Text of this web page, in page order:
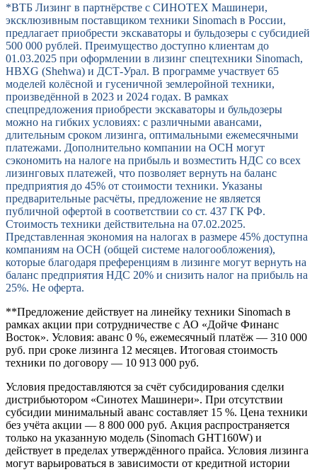
*ВТБ Лизинг в партнёрстве с СИНОТЕХ Машинери,
эксклюзивным поставщиком техники Sinomach в России,
предлагает приобрести экскаваторы и бульдозеры с субсидией
500 000 рублей. Преимущество доступно клиентам до
01.03.2025 при оформлении в лизинг спецтехники Sinomach,
HBXG (Shehwa) и ДСТ-Урал. В программе участвует 65
моделей колёсной и гусеничной землеройной техники,
произведённой в 2023 и 2024 годах. В рамках
спецпредложения приобрести экскаваторы и бульдозеры
можно на гибких условиях: с различными авансами,
длительным сроком лизинга, оптимальными ежемесячными
платежами. Дополнительно компании на ОСН могут
сэкономить на налоге на прибыль и возместить НДС со всех
лизинговых платежей, что позволяет вернуть на баланс
предприятия до 45% от стоимости техники. Указаны
предварительные расчёты, предложение не является
публичной офертой в соответствии со ст. 437 ГК РФ.
Стоимость техники действительна на 07.02.2025.
Представленная экономия на налогах в размере 45% доступна
компаниям на ОСН (общей системе налогообложения),
которые благодаря преференциям в лизинге могут вернуть на
баланс предприятия НДС 20% и снизить налог на прибыль на
25%. Не оферта.
**Предложение действует на линейку техники Sinomach в
рамках акции при сотрудничестве с АО «Дойче Финанс
Восток». Условия: аванс 0 %, ежемесячный платёж — 310 000
руб. при сроке лизинга 12 месяцев. Итоговая стоимость
техники по договору — 10 913 000 руб.
Условия предоставляются за счёт субсидирования сделки
дистрибьютором «Синотех Машинери». При отсутствии
субсидии минимальный аванс составляет 15 %. Цена техники
без учёта акции — 8 800 000 руб. Акция распространяется
только на указанную модель (Sinomach GHT160W) и
действует в пределах утверждённого прайса. Условия лизинга
могут варьироваться в зависимости от кредитной истории